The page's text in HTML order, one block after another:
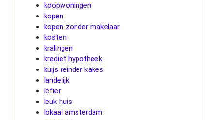
koopwoningen
kopen
kopen zonder makelaar
kosten
kralingen
krediet hypotheek
kuijs reinder kakes
landelijk
lefier
leuk huis
lokaal amsterdam